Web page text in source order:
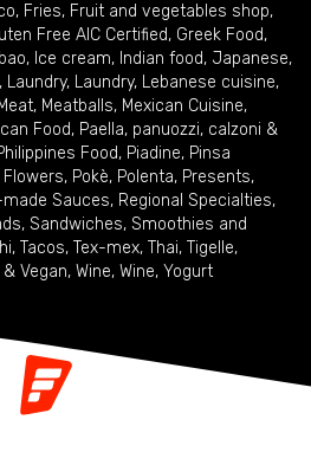
, Fries, Fruit and vegetables shop,
Free AIC Certified, Greek Food,
, Ice cream, Indian food, Japanese,
, Laundry, Laundry, Lebanese cuisine,
, Meatballs, Mexican Cuisine,
Food, Paella, panuozzi, calzoni &
Food, Piadine, Pinsa
, Pokè, Polenta, Presents,
made Sauces, Regional Specialties,
, Sandwiches, Smoothies and
, Tacos, Tex-mex, Thai, Tigelle,
Vegan, Wine, Wine, Yogurt